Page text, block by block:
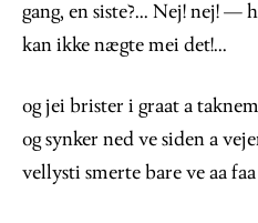
gang, en siste?... Nej! nej! —
kan ikke nægte mei det!...
og jei brister i graat a
og synker ned ve siden a
vellysti smerte bare ve aa